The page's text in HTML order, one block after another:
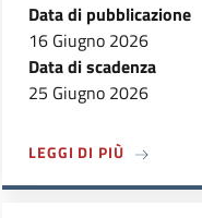
ISUC. CONVOCAZIONEC
Data di pubblicazione
16 Giugno 2026
Data di scadenza
25 Giugno 2026
LEGGI DI PIÙA